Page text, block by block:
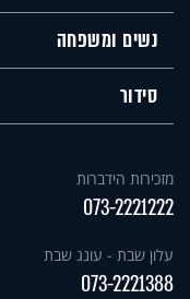
נשים ומשפחה
סידור
מזכירות הידברות
073-2221222
עלון שבת - עונג שבת
073-2221388